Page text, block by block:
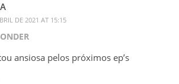
DE 2021 AT 15:15
ansiosa pelos próximos ep’s